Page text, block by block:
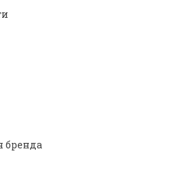
бренда